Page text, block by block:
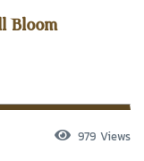
Bloom
979 Views